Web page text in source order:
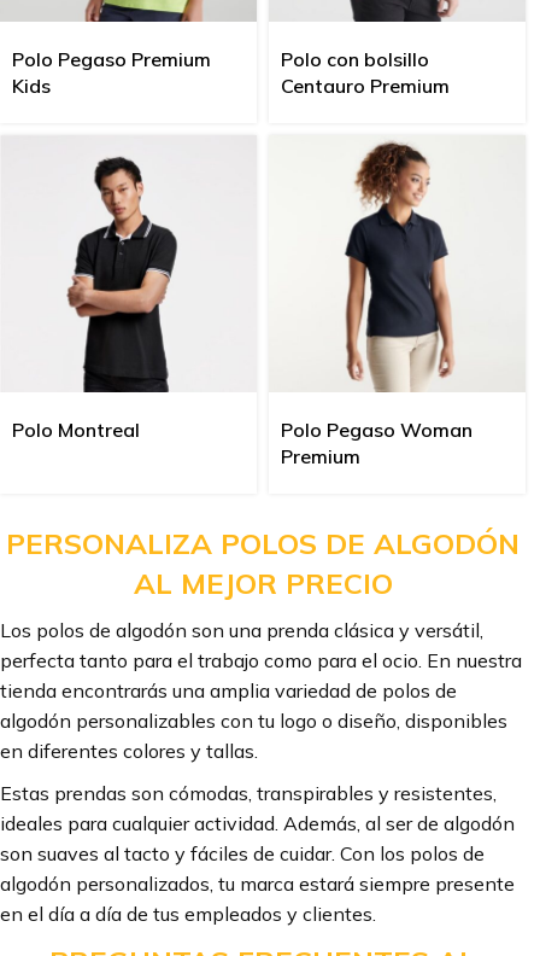
Polo Pegaso Premium
Kids
Polo con bolsillo
Centauro Premium
Polo Montreal
Polo Pegaso Woman
Premium
PERSONALIZA POLOS DE ALGODÓN
AL MEJOR PRECIO
Los polos de algodón son una prenda clásica y versátil,
perfecta tanto para el trabajo como para el ocio. En nuestra
tienda encontrarás una amplia variedad de polos de
algodón personalizables con tu logo o diseño, disponibles
en diferentes colores y tallas.
Estas prendas son cómodas, transpirables y resistentes,
ideales para cualquier actividad. Además, al ser de algodón
son suaves al tacto y fáciles de cuidar. Con los polos de
algodón personalizados, tu marca estará siempre presente
en el día a día de tus empleados y clientes.